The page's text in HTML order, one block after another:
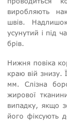
виробляють
швів.
усунутий і під
брів.
Нижня повіка
краю вій знизу.
мм. Слізна
жирової
випадку, якщо
його фіксують